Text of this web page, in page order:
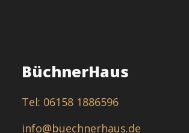
BüchnerHaus
Tel: 06158 1886596
info@buechnerhaus.de